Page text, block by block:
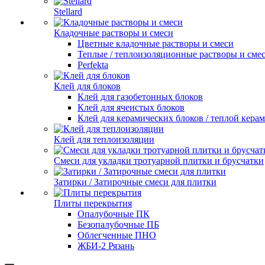
Stellard
Кладочные растворы и смеси
Цветные кладочные растворы и смеси
Теплые / теплоизоляционные растворы и
Perfekta
Клей для блоков
Клей для газобетонных блоков
Клей для ячеистых блоков
Клей для керамических блоков / теплой
Клей для теплоизоляции
Смеси для укладки тротуарной плитки и брусчатки
Затирки / Затирочные смеси для плитки
Плиты перекрытия
Опалубочные ПК
Безопалубочные ПБ
Облегченные ПНО
ЖБИ-2 Рязань